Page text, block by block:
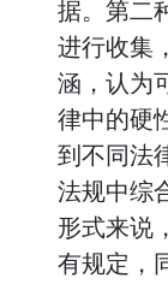
据。第二
进行收集
涵，认为
律中的硬
到不同法
法规中综
形式来说
有规定，